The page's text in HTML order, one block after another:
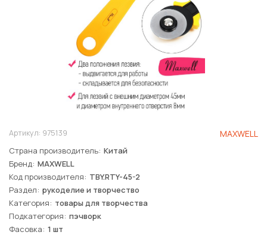
MAXWELL
Артикул: 975139
Страна производитель Китай
Бренд MAXWELL
Код производителя
TBY.RTY-45-2
Раздел рукоделие и творчество
Категория
товары для творчества
Подкатегория пэчворк
Фасовка 1 шт